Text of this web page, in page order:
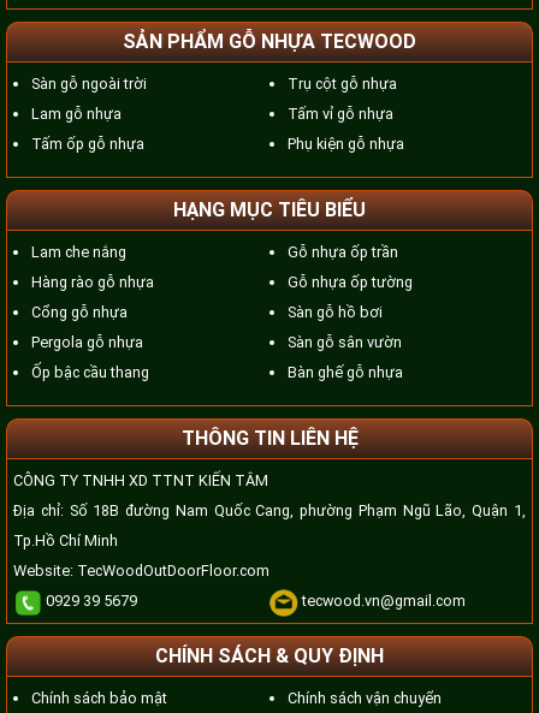
SẢN PHẨM GỖ NHỰA TECWOOD
Sàn gỗ ngoài trời
Lam gỗ nhựa
Tấm ốp gỗ nhựa
Trụ cột gỗ nhựa
Tấm vỉ gỗ nhựa
Phụ kiện gỗ nhựa
HẠNG MỤC TIÊU BIỂU
Lam che nắng
Hàng rào gỗ nhựa
Cổng gỗ nhựa
Pergola gỗ nhựa
Ốp bậc cầu thang
Gỗ nhựa ốp trần
Gỗ nhựa ốp tường
Sàn gỗ hồ bơi
Sàn gỗ sân vườn
Bàn ghế gỗ nhựa
THÔNG TIN LIÊN HỆ
CÔNG TY TNHH XD TTNT KIẾN TÂM
Địa chỉ: Số 18B đường Nam Quốc Cang, phường Phạm Ngũ Lão, Quận 1,
Tp.Hồ Chí Minh
Website: TecWoodOutDoorFloor.com
0929 39 5679
tecwood.vn@gmail.com
CHÍNH SÁCH & QUY ĐỊNH
Chính sách bảo mật Chính sách vận chuyển